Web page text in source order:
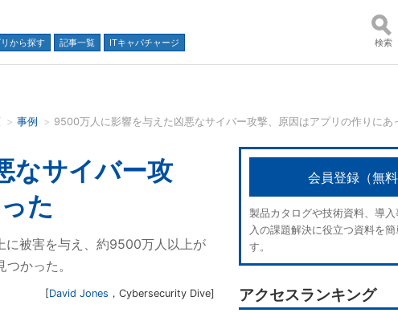
から探す 記事一覧 ITキャパチャージ
コンテンツ：
並び順：
検索
事例 9500万人に影響を与えた凶悪なサイバー攻撃、原因はアプリの作りにあ
なサイバー攻
た
に被害を与え、約9500万人以上が
かった。
[David Jones ， Cybersecurity Dive]
会員登録（無料
製品カタログや技術資料、導
入の課題解決に役立つ資料を簡
す。
アクセスランキング